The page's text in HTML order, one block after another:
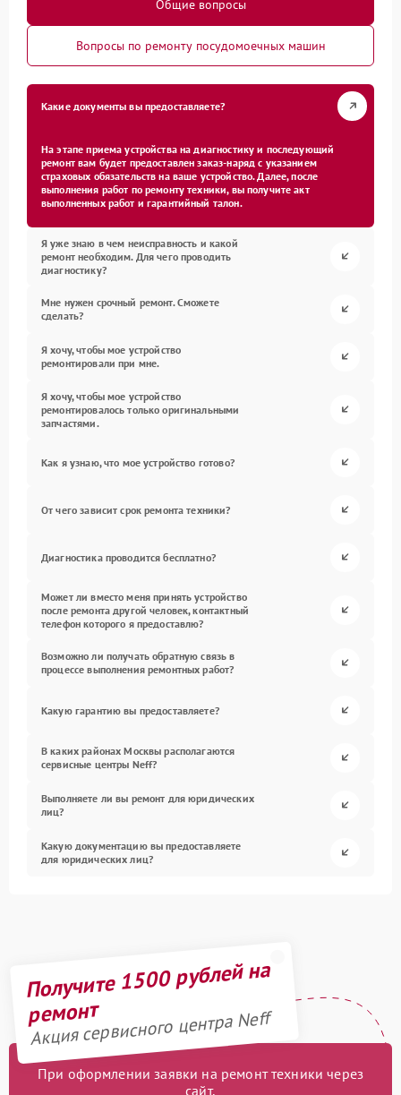
Общие вопросы
Вопросы по ремонту посудомоечных машин
Какие документы вы предоставляете?
На этапе приема устройства на диагностику и последующий
ремонт вам будет предоставлен заказ-наряд с указанием
страховых обязательств на ваше устройство. Далее, после
выполнения работ по ремонту техники, вы получите акт
выполненных работ и гарантийный талон.
Я уже знаю в чем неисправность и какой
ремонт необходим. Для чего проводить
диагностику?
Мне нужен срочный ремонт. Сможете
сделать?
Я хочу, чтобы мое устройство
ремонтировали при мне.
Я хочу, чтобы мое устройство
ремонтировалось только оригинальными
запчастями.
Как я узнаю, что мое устройство готово?
От чего зависит срок ремонта техники?
Диагностика проводится бесплатно?
Может ли вместо меня принять устройство
после ремонта другой человек, контактный
телефон которого я предоставлю?
Возможно ли получать обратную связь в
процессе выполнения ремонтных работ?
Какую гарантию вы предоставляете?
В каких районах Москвы располагаются
сервисные центры Neff?
Выполняете ли вы ремонт для юридических
лиц?
Какую документацию вы предоставляете
для юридических лиц?
Получите 1500 рублей на
ремонт
Акция сервисного центра Neff
При оформлении заявки на ремонт техники через
сайт,